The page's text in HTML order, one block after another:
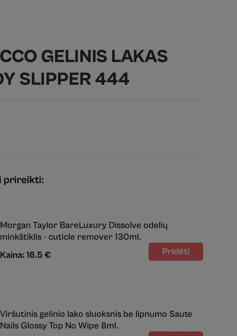
GELINIS LAKAS
SLIPPER 444
prireikti:
Morgan Taylor BareLuxury Dissolve odelių
minkštiklis - cuticle remover 130ml.
Kaina: 16.5 €
Viršutinis gelinio lako sluoksnis be lipnumo Saute
Nails Glossy Top No Wipe 8ml.